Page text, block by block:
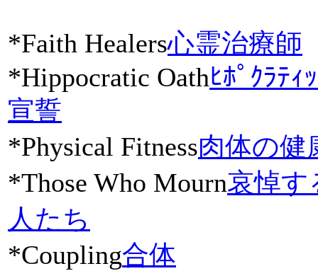
*Faith Healers心霊治療師
*Hippocratic Oathﾋﾎﾟｸﾗﾃｨ
宣誓
*Physical Fitness肉体の健
*Those Who Mourn哀悼す
人たち
*Coupling合体